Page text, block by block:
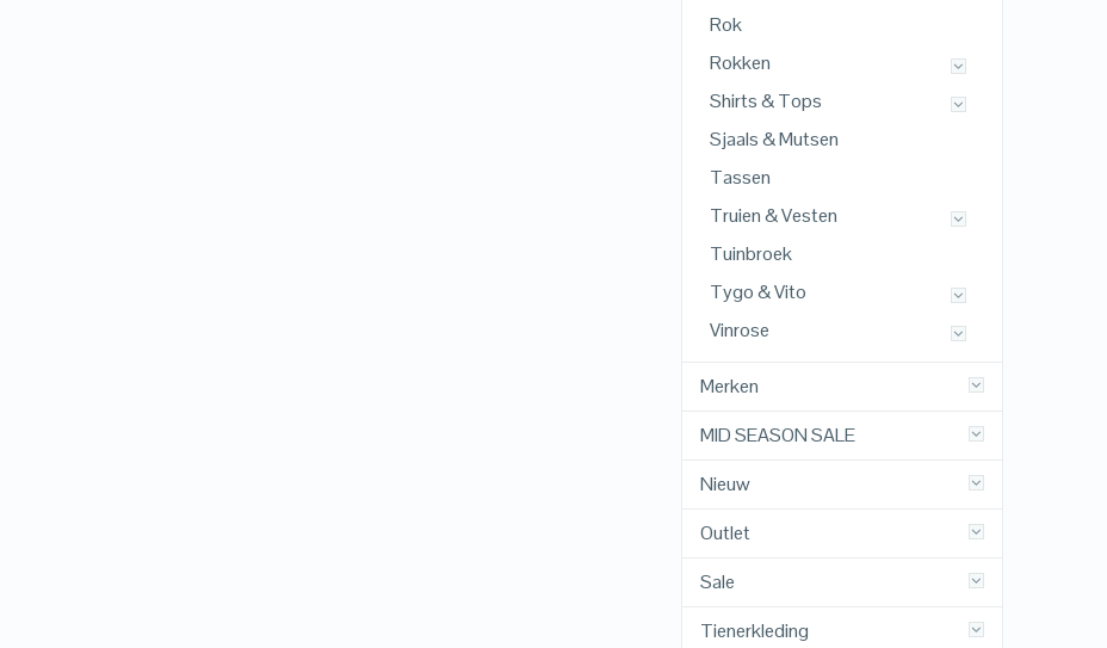
Rok
Rokken
Shirts & Tops
Sjaals & Mutsen
Tassen
Truien & Vesten
Tuinbroek
Tygo & Vito
Vinrose
Merken
MID SEASON SALE
Nieuw
Outlet
Sale
Tienerkleding